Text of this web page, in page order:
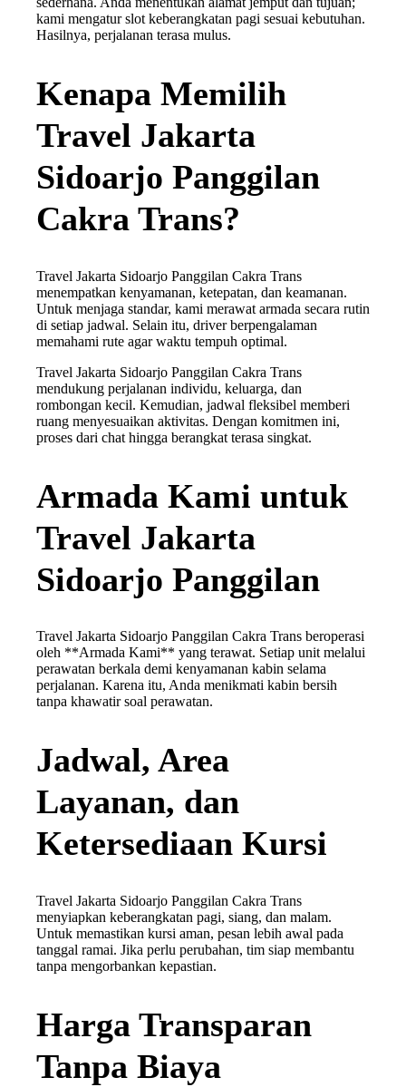
kami mengatur slot keberangkatan pagi sesuai kebutuhan.
Hasilnya, perjalanan terasa mulus.
Kenapa Memilih
Travel Jakarta
Sidoarjo Panggilan
Cakra Trans?
Travel Jakarta Sidoarjo Panggilan Cakra Trans
menempatkan kenyamanan, ketepatan, dan keamanan.
Untuk menjaga standar, kami merawat armada secara rutin
di setiap jadwal. Selain itu, driver berpengalaman
memahami rute agar waktu tempuh optimal.
Travel Jakarta Sidoarjo Panggilan Cakra Trans
mendukung perjalanan individu, keluarga, dan
rombongan kecil. Kemudian, jadwal fleksibel memberi
ruang menyesuaikan aktivitas. Dengan komitmen ini,
proses dari chat hingga berangkat terasa singkat.
Armada Kami untuk
Travel Jakarta
Sidoarjo Panggilan
Travel Jakarta Sidoarjo Panggilan Cakra Trans beroperasi
oleh **Armada Kami** yang terawat. Setiap unit melalui
perawatan berkala demi kenyamanan kabin selama
perjalanan. Karena itu, Anda menikmati kabin bersih
tanpa khawatir soal perawatan.
Jadwal, Area
Layanan, dan
Ketersediaan Kursi
Travel Jakarta Sidoarjo Panggilan Cakra Trans
menyiapkan keberangkatan pagi, siang, dan malam.
Untuk memastikan kursi aman, pesan lebih awal pada
tanggal ramai. Jika perlu perubahan, tim siap membantu
tanpa mengorbankan kepastian.
Harga Transparan
Tanpa Biaya